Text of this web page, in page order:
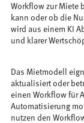
Workflow zur Miete
kann oder ob die
wird aus einem KI
und klarer
Das Mietmodell
aktualisiert oder
einen Workflow für
Automatisierung
nutzen den